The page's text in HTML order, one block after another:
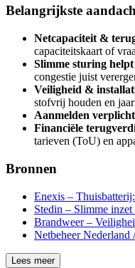
Belangrijkste
Netcapaciteit &
capaciteitskaart of
Slimme sturing
congestie juist
Veiligheid &
stofvrij houden en
Aanmelden verplicht
Financiële
tarieven (ToU) en
Bronnen
Enexis –
Stedin – Slimme
Brandweer –
Netbeheer Nederland
Lees meer